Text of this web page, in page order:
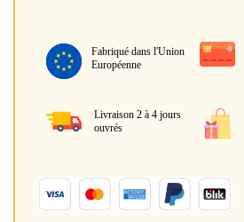
Fabriqué dans l'Union
Européenne
Livraison 2 à 4 jours
ouvrés